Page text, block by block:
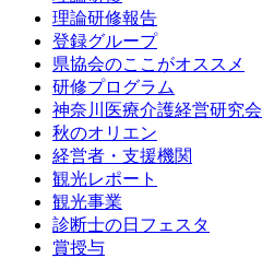
理論研修報告
登録グループ
県協会のここがオススメ
研修プログラム
神奈川医療介護経営研究会
秋のオリエン
経営者・支援機関
観光レポート
観光事業
診断士の日フェスタ
賞授与